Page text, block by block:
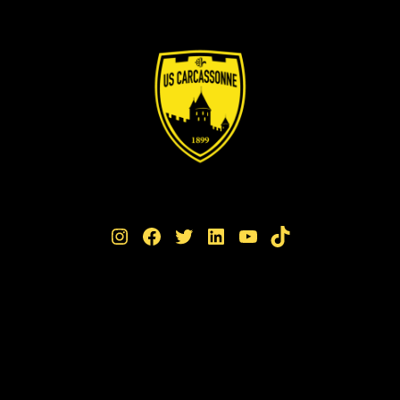
Instagram Facebook Twitter LinkedIn YouTube TikTok